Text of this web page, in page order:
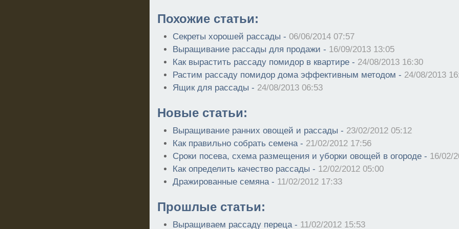
Похожие статьи:
Секреты хорошей рассады -06/06/2014 07:57
Выращивание рассады для продажи - 16/09/2013 13:05
Как вырастить рассаду помидор в квартире - 24/08/2013 16:30
Растим рассаду помидор дома эффективным методом - 24/08/2013
Ящик для рассады - 24/08/2013 06:53
Новые статьи:
Выращивание ранних овощей и рассады - 23/02/2012 05:12
Как правильно собрать семена - 21/02/2012 17:56
Сроки посева, схема размещения и уборки овощей в огороде - 16/02/
Как определить качество рассады - 12/02/2012 05:00
Дражированные семяна - 11/02/2012 17:33
Прошлые статьи:
Выращиваем рассаду переца - 11/02/2012 15:53